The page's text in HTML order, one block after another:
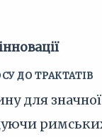
ДО ТРАКТАТІВ
для